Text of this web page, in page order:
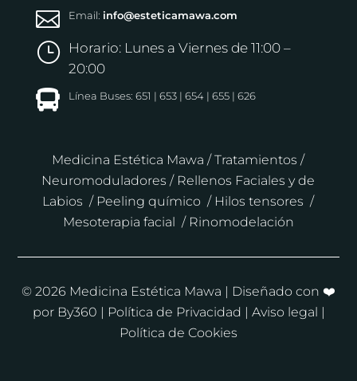
 Email: info@esteticamawa.com
}
Horario: Lunes a Viernes de 11:00 –
20:00
 Línea Buses: 651 | 653 | 654 | 655 | 626
Medicina Estética Mawa /Tratamientos /
Neuromoduladores / Rellenos Faciales y de
Labios / Peeling químico / Hilos tensores /
Mesoterapia facial / Rinomodelación
© 2026 Medicina Estética Mawa | Diseñado con ❤️
por By360 | Política de Privacidad | Aviso legal |
Política de Cookies